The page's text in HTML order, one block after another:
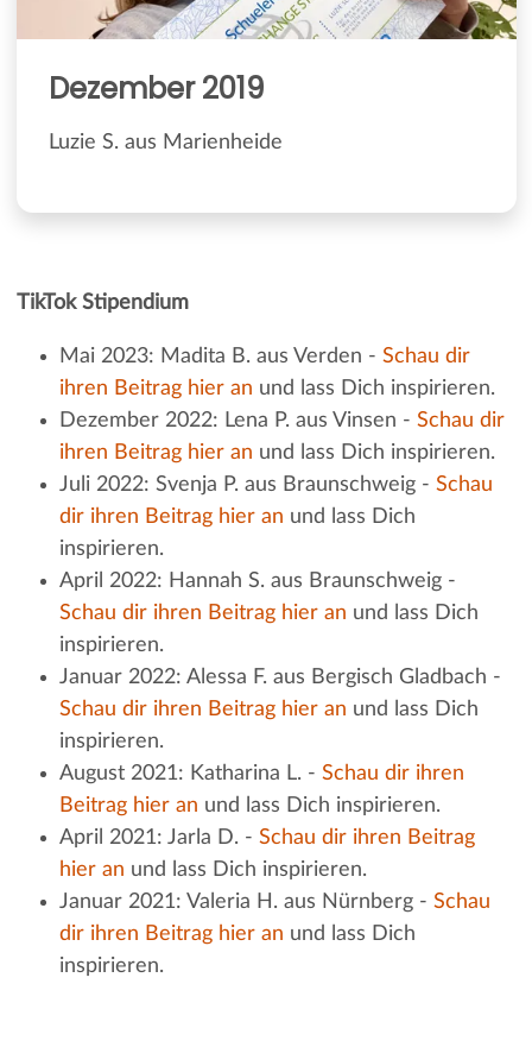
Dezember 2019
Luzie S. aus Marienheide
TikTok Stipendium
Mai 2023: Madita B. aus Verden - Schau dir
ihren Beitrag hier an und lass Dich inspirieren.
Dezember 2022: Lena P. aus Vinsen - Schau dir
ihren Beitrag hier an und lass Dich inspirieren.
Juli 2022: Svenja P. aus Braunschweig - Schau
dir ihren Beitrag hier an und lass Dich
inspirieren.
April 2022: Hannah S. aus Braunschweig -
Schau dir ihren Beitrag hier an und lass Dich
inspirieren.
Januar 2022: Alessa F. aus Bergisch Gladbach -
Schau dir ihren Beitrag hier an und lass Dich
inspirieren.
August 2021: Katharina L. - Schau dir ihren
Beitrag hier an und lass Dich inspirieren.
April 2021: Jarla D. - Schau dir ihren Beitrag
hier an und lass Dich inspirieren.
Januar 2021: Valeria H. aus Nürnberg - Schau
dir ihren Beitrag hier an und lass Dich
inspirieren.